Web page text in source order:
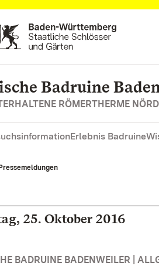
springen
Badruine
RÖMERTHERME
Erlebnis Badruine
Pressemeldungen
25. Oktober 2016
BADRUINE BADENWEILER |